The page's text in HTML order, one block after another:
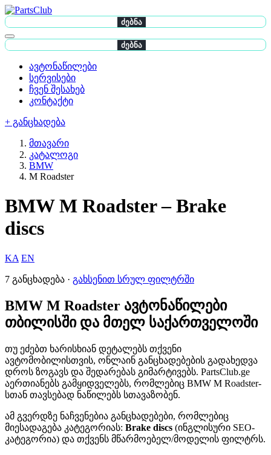
ძებნა
ძებნა
ავტონაწილები
სერვისები
ჩვენ შესახებ
კონტაქტი
+ განცხადება
მთავარი
კატალოგი
BMW
M Roadster
BMW M Roadster – Brake
discs
KA EN
7 განცხადება · გახსენით სრულ ფილტრში
BMW M Roadster ავტონაწილები
თბილისში და მთელ საქართველოში
თუ ეძებთ ხარისხიან დეტალებს თქვენი
ავტომობილისთვის, ონლაინ განცხადებების გადახედვა
დროს ზოგავს და შედარებას გიმარტივებს. PartsClub.ge
აერთიანებს გამყიდველებს, რომლებიც BMW M Roadster-
სთან თავსებად ნაწილებს სთავაზობენ.
ამ გვერდზე ნაჩვენებია განცხადებები, რომლებიც
მიესადაგება კატეგორიას: Brake discs (ინგლისური SEO-
კატეგორია) და თქვენს მწარმოებელ/მოდელის ფილტრს.